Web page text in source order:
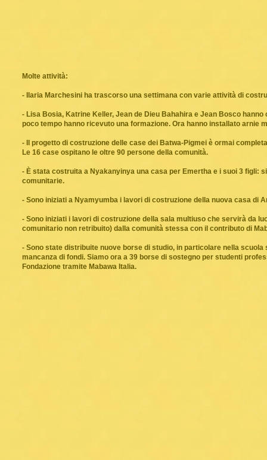
Molte attività:
- Ilaria Marchesini ha trascorso una settimana con varie attività di
- Lisa Bosia, Katrine Keller, Jean de Dieu Bahahira e Jean Bosco
poco tempo hanno ricevuto una formazione. Ora hanno installato arnie
- Il progetto di costruzione delle case dei Batwa-Pigmei è ormai
Le 16 case ospitano le oltre 90 persone della comunità.
- È stata costruita a Nyakanyinya una casa per Emertha e i suoi 3 figli:
comunitarie.
- Sono iniziati a Nyamyumba i lavori di costruzione della nuova casa di
- Sono iniziati i lavori di costruzione della sala multiuso che servirà da
comunitario non retribuito) dalla comunità stessa con il contributo di
- Sono state distribuite nuove borse di studio, in particolare nella
mancanza di fondi. Siamo ora a 39 borse di sostegno per studenti
Fondazione tramite Mabawa Italia.